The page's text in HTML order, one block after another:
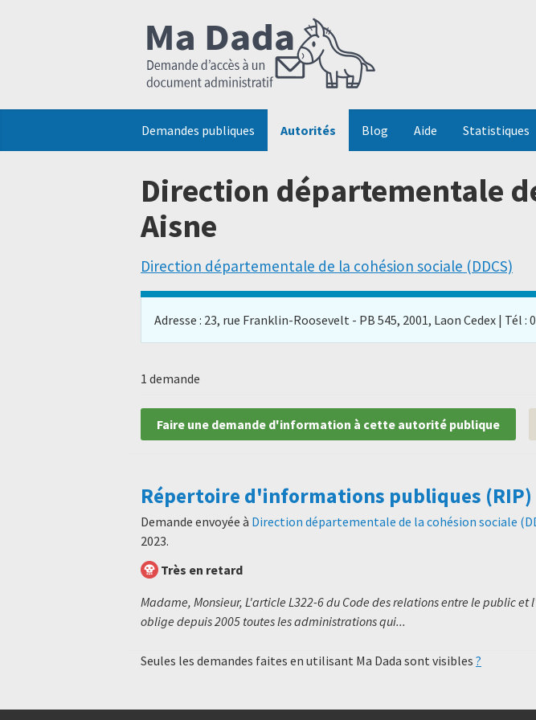
Demandes publiques Autorités Blog Aide Statistiques
Direction départementale
Aisne
Direction départementale de la cohésion sociale (DDCS)
Adresse : 23, rue Franklin-Roosevelt - PB 545, 2001, Laon Cedex | Tél :
1 demande
Faire une demande d'information à cette autorité publique
Répertoire d'informations publiques (RIP)
Demande envoyée à Direction départementale de la cohésion sociale
2023.
Très en retard
Madame, Monsieur, L'article L322-6 du Code des relations entre le public et
oblige depuis 2005 toutes les administrations qui...
Seules les demandes faites en utilisant Ma Dada sont visibles ?